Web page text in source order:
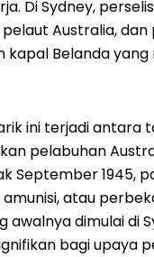
Di Sydney,
Australia,
kapal Belanda
ini terjadi antara
pelabuhan
September
atau
awalnya dimulai di
bagi upaya